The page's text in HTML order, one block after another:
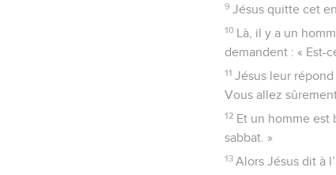
9 Jésus quitte cet
10 Là, il y a un
demandent : « Est-
11 Jésus leur
Vous allez
12 Et un homme est
sabbat. »
13 Alors Jésus dit à